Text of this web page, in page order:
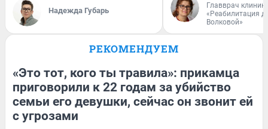
Надежда Губарь
Главврач
«Реабилитация
Волковой»
РЕКОМЕНДУЕМ
«Это тот, кого ты травила»: прикамца
приговорили к 22 годам за убийство
семьи его девушки, сейчас он звонит ей
с угрозами